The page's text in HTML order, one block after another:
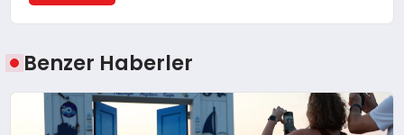
Benzer Haberler